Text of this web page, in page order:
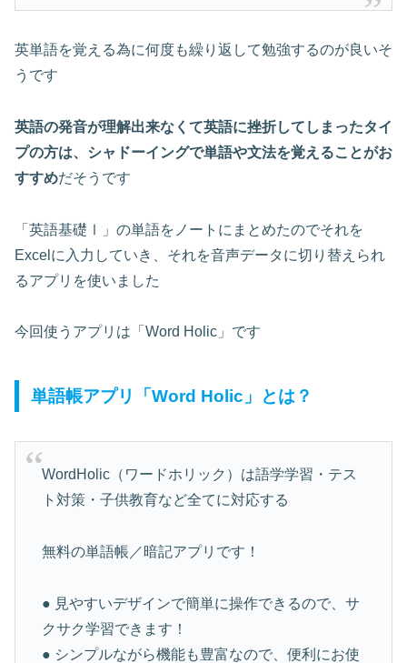
英単語を覚える為に何度も繰り返して勉強するのが良いそ
うです
英語の発音が理解出来なくて英語に挫折してしまったタイ
プの方は、シャドーイングで単語や文法を覚えることがお
すすめだそうです
「英語基礎Ⅰ」の単語をノートにまとめたのでそれを
Excelに入力していき、それを音声データに切り替えられ
るアプリを使いました
今回使うアプリは「Word Holic」です
単語帳アプリ「Word Holic」とは？
WordHolic（ワードホリック）は語学学習・テス
ト対策・子供教育など全てに対応する
無料の単語帳／暗記アプリです！
● 見やすいデザインで簡単に操作できるので、サ
クサク学習できます！
● シンプルながら機能も豊富なので、便利にお使